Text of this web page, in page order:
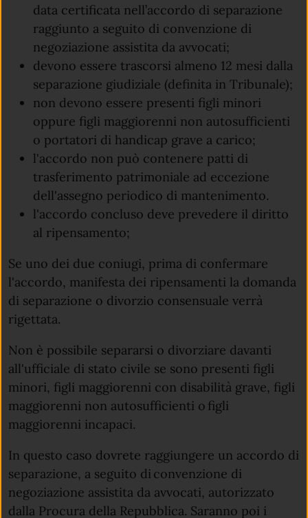
data certificata nell’accordo di separazione
raggiunto a seguito di convenzione di
negoziazione assistita da avvocati;
devono essere trascorsi almeno 12 mesi dalla
separazione giudiziale (definita in Tribunale);
non devono essere presenti figli minori
oppure figli maggiorenni non autosufficienti
o portatori di handicap grave a carico;
l'accordo non può contenere patti di
trasferimento patrimoniale ad eccezione
dell'assegno periodico di mantenimento.
l'accordo concluso deve prevedere il diritto
al ripensamento;
Se uno dei due coniugi, prima di confermare
l'accordo, manifesta dei ripensamenti la domanda
di separazione o divorzio consensuale verrà
rigettata.
Non è possibile separarsi o divorziare davanti
all'ufficiale di stato civile se sono presenti figli
minori, figli maggiorenni con disabilità grave, figli
maggiorenni non autosufficienti o figli
maggiorenni incapaci.
In questo caso dovrete raggiungere un accordo di
separazione, a seguito di convenzione di
negoziazione assistita da avvocati, autorizzato
dalla Procura della Repubblica. Saranno poi i